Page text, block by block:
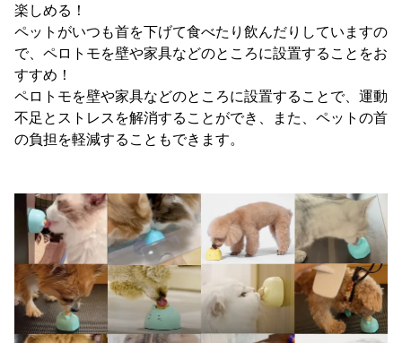
楽しめる！
ペットがいつも首を下げて食べたり飲んだりしていますの
で、ペロトモを壁や家具などのところに設置することをお
すすめ！
ペロトモを壁や家具などのところに設置することで、運動
不足とストレスを解消することができ、また、ペットの首
の負担を軽減することもできます。